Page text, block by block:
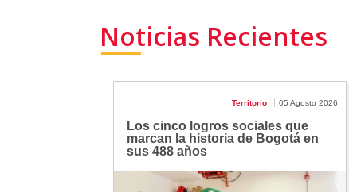
Noticias Recientes
Territorio 05 Agosto 2026
Los cinco logros sociales que
marcan la historia de Bogotá en
sus 488 años